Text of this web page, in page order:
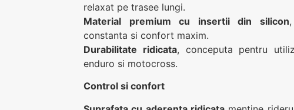
relaxat pe trasee lungi.
Material premium cu insertii din silicon
constanta si confort maxim.
Durabilitate ridicata, conceputa pentru
enduro si motocross.
Control si confort